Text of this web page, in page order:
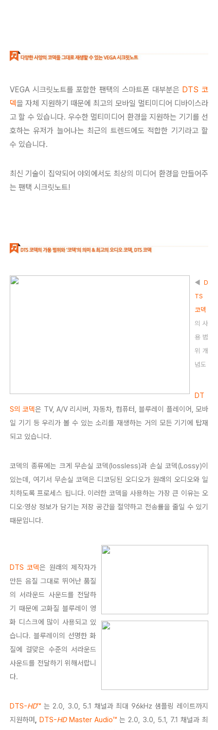
VEGA 시크릿노트를 포함한 팬택의 스마트폰 대부분은 DTS 코
덱을 자체 지원하기 때문에 최고의 모바일 멀티미디어 디바이스라
고 할 수 있습니다. 우수한 멀티미디어 환경을 지원하는 기기를 선
호하는 유저가 늘어나는 최근의 트렌드에도 적합한 기기라고 할
수 있습니다.
최신 기술이 집약되어 야외에서도 최상의 미디어 환경을 만들어주
는 팬택 시크릿노트!
◀ D
TS
코덱
의 사
용 범
위 개
념도
DT
S의 코덱은 TV, A/V 리시버, 자동차, 컴퓨터, 블루레이 플레이어, 모바
일 기기 등 우리가 볼 수 있는 소리를 재생하는 거의 모든 기기에 탑재
되고 있습니다.
코덱의 종류에는 크게 무손실 코덱(lossless)과 손실 코덱(Lossy)이
있는데, 여기서 무손실 코덱은 디코딩된 오디오가 원래의 오디오와 일
치하도록 프로세스 됩니다. 이러한 코덱을 사용하는 가장 큰 이유는 오
디오·영상 정보가 담기는 저장 공간을 절약하고 전송률을 줄일 수 있기
때문입니다.
DTS 코덱은 원래의 제작자가
만든 음질 그대로 뛰어난 품질
의 서라운드 사운드를 전달하
기 때문에 고화질 블루레이 영
화 디스크에 많이 사용되고 있
습니다. 블루레이의 선명한 화
질에 걸맞은 수준의 서라운드
사운드를 전달하기 위해서랍니
다.
DTS-HD™ 는 2.0, 3.0, 5.1 채널과 최대 96kHz 샘플링 레이트까지
지원하며 , DTS-HDMaster Audio™ 는 2.0, 3.0, 5.1, 7.1 채널과 최